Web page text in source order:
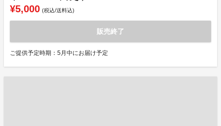
¥5,000 (税込/送料込)
販売終了
ご提供予定時期：5月中にお届け予定